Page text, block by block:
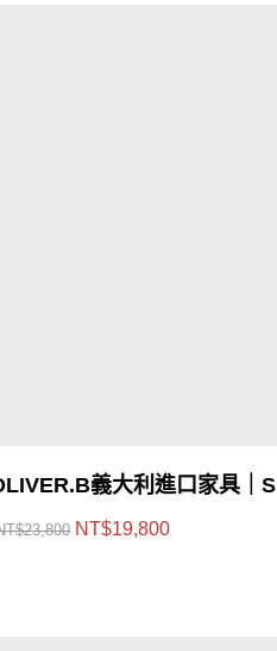
義大利進口家具｜
23,800 NT$19,800